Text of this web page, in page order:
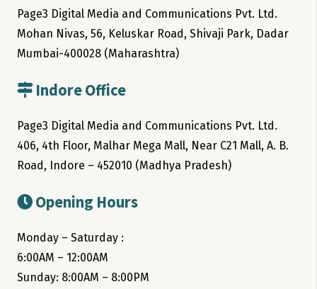
Page3 Digital Media and Communications Pvt. Ltd.
Mohan Nivas, 56, Keluskar Road, Shivaji Park, Dadar
Mumbai-400028 (Maharashtra)
Indore Office
Page3 Digital Media and Communications Pvt. Ltd.
406, 4th Floor, Malhar Mega Mall, Near C21 Mall, A. B.
Road, Indore – 452010 (Madhya Pradesh)
Opening Hours
Monday – Saturday :
6:00AM – 12:00AM
Sunday: 8:00AM – 8:00PM